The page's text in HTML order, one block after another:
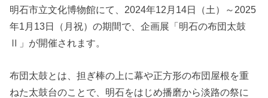
明石市立文化博物館にて、2024年12月14日（土）～2025
年1月13日（月祝）の期間で、企画展「明石の布団太鼓
Ⅱ」が開催されます。
布団太鼓とは、担ぎ棒の上に幕や正方形の布団屋根を重
ねた太鼓台のことで、明石をはじめ播磨から淡路の祭に